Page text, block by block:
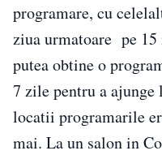
programare, cu
ziua urmatoare pe
putea obtine o
7 zile pentru a
locatii programarile
mai. La un salon in